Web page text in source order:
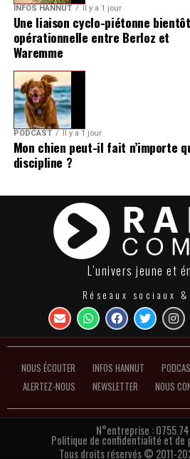
INFOS HANNUT Il y a 1 jour
Une liaison cyclo-piétonne bientôt
opérationnelle entre Berloz et
Waremme
PODCAST Il y a 1 jour
Mon chien peut-il fait n’importe
discipline ?
L’univers jeune et
Réseaux sociaux
NOUS ÉCOUTER INFOS HANNUT
ALERTEZ-NOUS
NEWSLETTER NOUS
N°entreprise :
Politique de confidentialité et de
Tous droits réservés © 2011-